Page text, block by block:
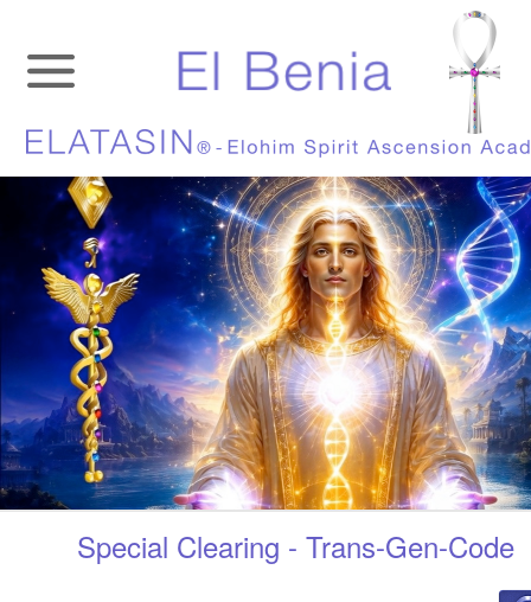
Special Clearing - Trans-Gen-Code